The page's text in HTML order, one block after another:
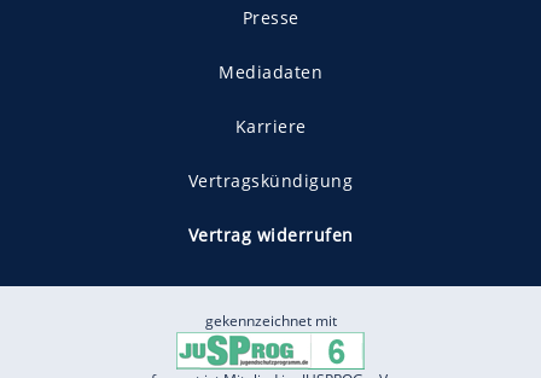
Presse
Mediadaten
Karriere
Vertragskündigung
Vertrag widerrufen
gekennzeichnet mit